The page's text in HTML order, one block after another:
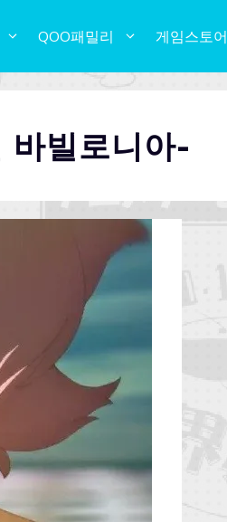
QOO패밀리 게임스토어
바빌로니아-